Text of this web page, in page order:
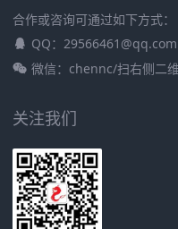
合作或咨询可通过如下方式：
QQ：29566461@qq.com
微信：chennc/扫右侧二
关注我们